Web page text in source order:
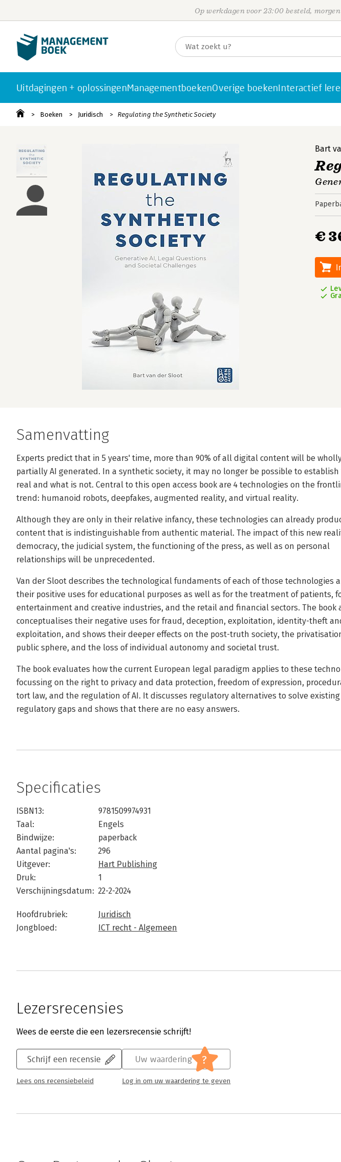
Op werkdagen voor 23:00 besteld,
Uitdagingen + oplossingenManagementboekenOverige boekenInteractief
Boeken Juridisch Regulating the Synthetic Society
Bart
€
Samenvatting
Experts predict that in 5 years' time, more than 90% of all digital content will be
partially AI generated. In a synthetic society, it may no longer be possible to establish
real and what is not. Central to this open access book are 4 technologies on the
trend: humanoid robots, deepfakes, augmented reality, and virtual reality.
Although they are only in their relative infancy, these technologies can already
content that is indistinguishable from authentic material. The impact of this new
democracy, the judicial system, the functioning of the press, as well as on personal
relationships will be unprecedented.
Van der Sloot describes the technological fundaments of each of those technologies
their positive uses for educational purposes as well as for the treatment of patients,
entertainment and creative industries, and the retail and financial sectors. The book
conceptualises their negative uses for fraud, deception, exploitation, identity-theft
exploitation, and shows their deeper effects on the post-truth society, the
public sphere, and the loss of individual autonomy and societal trust.
The book evaluates how the current European legal paradigm applies to these
focussing on the right to privacy and data protection, freedom of expression,
tort law, and the regulation of AI. It discusses regulatory alternatives to solve existing
regulatory gaps and shows that there are no easy answers.
Specificaties
ISBN13:
9781509974931
Taal:
Engels
Bindwijze:
paperback
Aantal pagina's:
296
Uitgever:
Hart Publishing
Druk:
1
Verschijningsdatum: 22-2-2024
Hoofdrubriek:
Juridisch
Jongbloed:
ICT recht - Algemeen
Lezersrecensies
Wees de eerste die een lezersrecensie schrijft!
Schrijf een recensie
Lees ons recensiebeleid
Uw waardering ?
Log in om uw waardering te geven